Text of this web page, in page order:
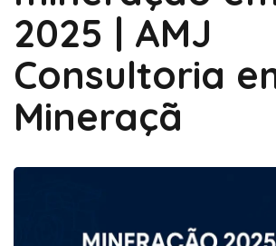
2025 | AMJ
Consultoria
Mineraçã